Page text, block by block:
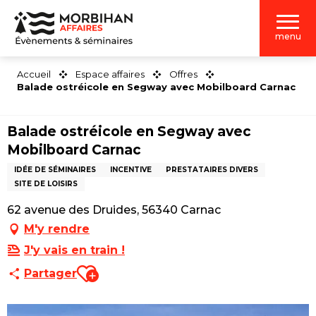
Aller
contenu
menu
Accueil Espace affaires
Offres
Balade ostréicole en Segway avec Mobilboard Carnac
Balade ostréicole en Segway avec
Mobilboard Carnac
IDÉE DE SÉMINAIRES INCENTIVE
PRESTATAIRES DIVERS
SITE DE LOISIRS
62 avenue des Druides, 56340 Carnac
M'y rendre
J'y vais en train !
PartagerAjouter aux favoris